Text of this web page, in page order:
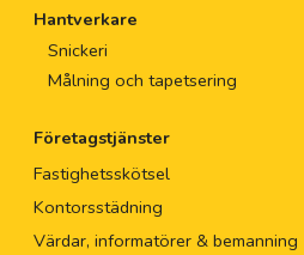
Hantverkare
Snickeri
Målning och tapetsering
Företagstjänster
Fastighetsskötsel
Kontorsstädning
Värdar, informatörer & bemanning